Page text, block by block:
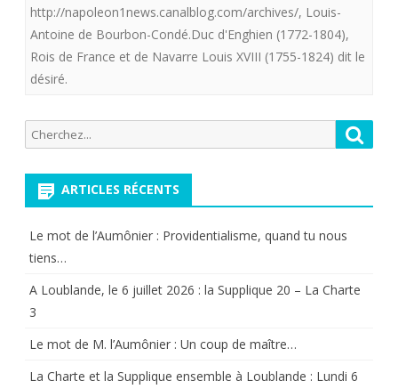
duc
plus
faute”
Boulay
http://napoleon1news.canalblog.com/archives/, Louis-
Antoine de Bourbon-Condé.Duc d'Enghien (1772-1804),
Rois de France et de Navarre Louis XVIII (1755-1824) dit le
désiré.
Recherche
pour:
ARTICLES RÉCENTS
Le mot de l’Aumônier : Providentialisme, quand tu nous
tiens…
A Loublande, le 6 juillet 2026 : la Supplique 20 – La Charte
3
Le mot de M. l’Aumônier : Un coup de maître…
La Charte et la Supplique ensemble à Loublande : Lundi 6